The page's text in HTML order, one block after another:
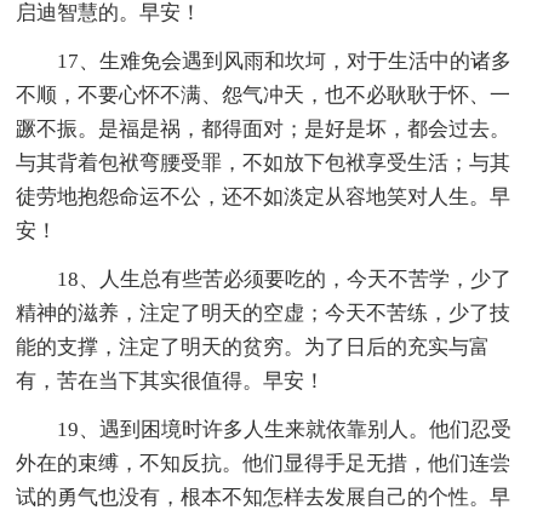
启迪智慧的。早安！
17、生难免会遇到风雨和坎坷，对于生活中的诸多
不顺，不要心怀不满、怨气冲天，也不必耿耿于怀、一
蹶不振。是福是祸，都得面对；是好是坏，都会过去。
与其背着包袱弯腰受罪，不如放下包袱享受生活；与其
徒劳地抱怨命运不公，还不如淡定从容地笑对人生。早
安！
18、人生总有些苦必须要吃的，今天不苦学，少了
精神的滋养，注定了明天的空虚；今天不苦练，少了技
能的支撑，注定了明天的贫穷。为了日后的充实与富
有，苦在当下其实很值得。早安！
19、遇到困境时许多人生来就依靠别人。他们忍受
外在的束缚，不知反抗。他们显得手足无措，他们连尝
试的勇气也没有，根本不知怎样去发展自己的个性。早